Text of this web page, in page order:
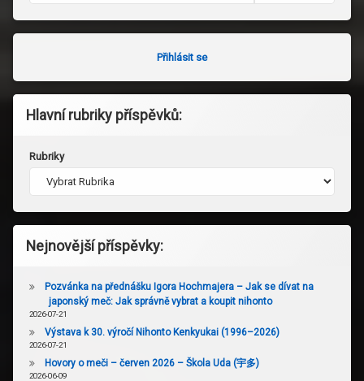
Přihlásit se
Hlavní rubriky příspěvků:
Rubriky
Nejnovější příspěvky:
Pozvánka na přednášku Igora Hochmajera – Jak se dívat na
japonský meč: Jak správně vybrat a koupit nihonto
2026-07-21
Výstava k 30. výročí Nihonto Kenkyukai (1996–2026)
2026-07-21
Hovory o meči – červen 2026 – Škola Uda (宇多)
2026-06-09